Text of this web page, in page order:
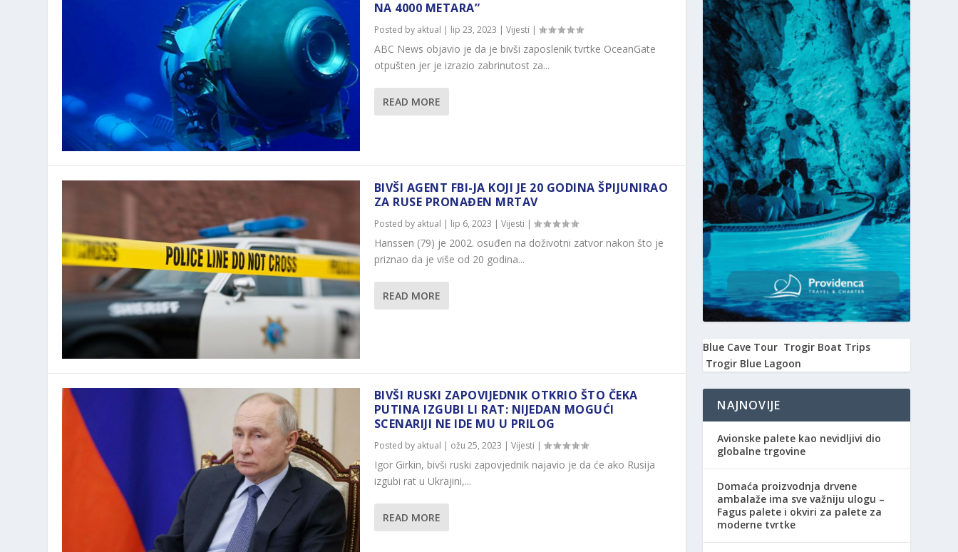
NA 4000 METARA”
Posted by aktual | lip 23, 2023 | Vijesti |
ABC News objavio je da je bivši zaposlenik tvrtke OceanGate
otpušten jer je izrazio zabrinutost za...
READ MORE
BIVŠI AGENT FBI-JA KOJI JE 20 GODINA ŠPIJUNIRAO
ZA RUSE PRONAĐEN MRTAV
Posted by aktual | lip 6, 2023 | Vijesti |
Hanssen (79) je 2002. osuđen na doživotni zatvor nakon što je
priznao da je više od 20 godina...
READ MORE
BIVŠI RUSKI ZAPOVIJEDNIK OTKRIO ŠTO ČEKA
PUTINA IZGUBI LI RAT: NIJEDAN MOGUĆI
SCENARIJI NE IDE MU U PRILOG
Posted by aktual | ožu 25, 2023 | Vijesti |
Igor Girkin, bivši ruski zapovjednik najavio je da će ako Rusija
izgubi rat u Ukrajini,...
READ MORE
Blue Cave Tour Trogir Boat Trips
Trogir Blue Lagoon
NAJNOVIJE
Avionske palete kao nevidljivi dio
globalne trgovine
Domaća proizvodnja drvene
ambalaže ima sve važniju ulogu –
Fagus palete i okviri za palete za
moderne tvrtke